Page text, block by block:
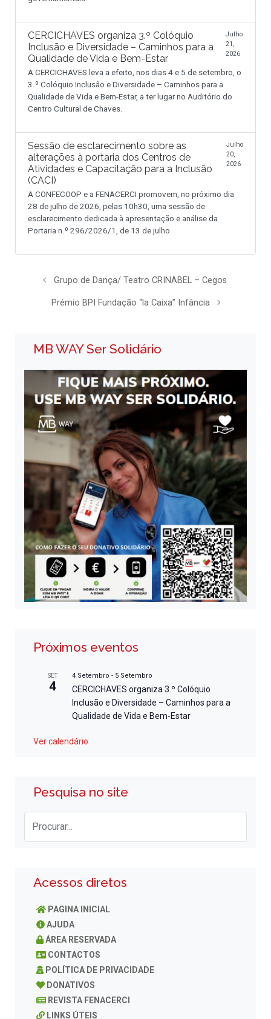
CERCICHAVES organiza 3.º Colóquio
Inclusão e Diversidade – Caminhos para a
Qualidade de Vida e Bem-Estar
Julho
21,
2026
A CERCICHAVES leva a efeito, nos dias 4 e 5 de setembro, o
3.º Colóquio Inclusão e Diversidade – Caminhos para a
Qualidade de Vida e Bem-Estar, a ter lugar no Auditório do
Centro Cultural de Chaves.
Sessão de esclarecimento sobre as
alterações à portaria dos Centros de
Atividades e Capacitação para a Inclusão
(CACI)
Julho
20,
2026
A CONFECOOP e a FENACERCI promovem, no próximo dia
28 de julho de 2026, pelas 10h30, uma sessão de
esclarecimento dedicada à apresentação e análise da
Portaria n.º 296/2026/1, de 13 de julho
Grupo de Dança/ Teatro CRINABEL – Cegos
Prémio BPI Fundação “la Caixa” Infância
MB WAY Ser Solidário
Próximos eventos
SET
4
4 Setembro - 5 Setembro
CERCICHAVES organiza 3.º Colóquio
Inclusão e Diversidade – Caminhos para a
Qualidade de Vida e Bem-Estar
Ver calendário
Pesquisa no site
Acessos diretos
PAGINA INICIAL
AJUDA
ÁREA RESERVADA
CONTACTOS
POLÍTICA DE PRIVACIDADE
DONATIVOS
REVISTA FENACERCI
LINKS ÚTEIS